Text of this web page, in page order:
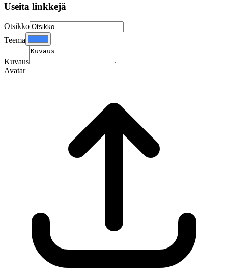
Useita linkkejä
Otsikko
Teema
Kuvaus
Avatar